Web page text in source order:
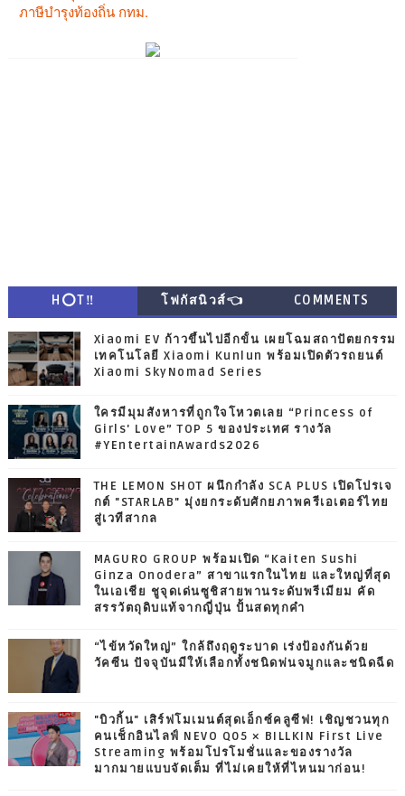
H⭕T‼ โฟกัสนิวส์👈 COMMENTS
Xiaomi EV ก้าวขึ้นไปอีกขั้น เผยโฉมสถาปัตยกรรม
เทคโนโลยี Xiaomi Kunlun พร้อมเปิดตัวรถยนต์
Xiaomi SkyNomad Series
ใครมีมุมสังหารที่ถูกใจโหวตเลย “Princess of
Girls' Love” TOP 5 ของประเทศ รางวัล
#YEntertainAwards2026
THE LEMON SHOT ผนึกกำลัง SCA PLUS เปิดโปรเจ
กต์ "STARLAB" มุ่งยกระดับศักยภาพครีเอเตอร์ไทย
สู่เวทีสากล
MAGURO GROUP พร้อมเปิด “Kaiten Sushi
Ginza Onodera” สาขาแรกในไทย และใหญ่ที่สุด
ในเอเชีย ชูจุดเด่นซูชิสายพานระดับพรีเมียม คัด
สรรวัตถุดิบแท้จากญี่ปุ่น ปั้นสดทุกคำ
“ไข้หวัดใหญ่” ใกล้ถึงฤดูระบาด เร่งป้องกันด้วย
วัคซีน ปัจจุบันมีให้เลือกทั้งชนิดพ่นจมูกและชนิดฉีด
"บิวกิ้น" เสิร์ฟโมเมนต์สุดเอ็กซ์คลูซีฟ! เชิญชวนทุก
คนเช็กอินไลฟ์ NEVO Q05 × BILLKIN First Live
Streaming พร้อมโปรโมชั่นและของรางวัล
มากมายแบบจัดเต็ม ที่ไม่เคยให้ที่ไหนมาก่อน!